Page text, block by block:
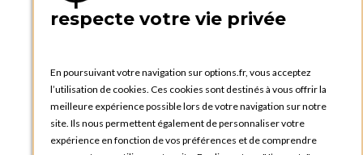
PRATIQUE
Catalogues et bons de commande
Tutoriels
respecte votre vie privée
En poursuivant votre navigation sur options.fr, vous acceptez
l’utilisation de cookies. Ces cookies sont destinés à vous offrir la
meilleure expérience possible lors de votre navigation sur notre
site. Ils nous permettent également de personnaliser votre
expérience en fonction de vos préférences et de comprendre